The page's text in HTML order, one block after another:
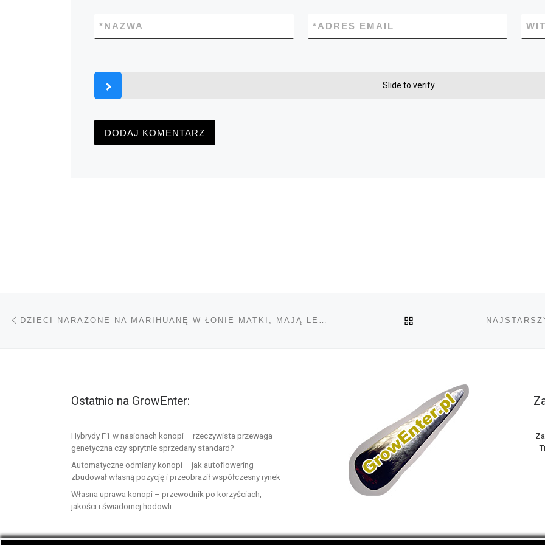
NAZWA
* ADRES EMAIL
*
Slide to verify
Nawigacja wpisu POWRÓT DO LISTY
Ostatnio na GrowEnter:
Hybrydy F1 w nasionach konopi – rzeczywista przewaga
genetyczna czy sprytnie sprzedany standard?
Automatyczne odmiany konopi – jak autoflowering
zbudował własną pozycję i przeobraził współczesny rynek
Własna uprawa konopi – przewodnik po korzyściach,
jakości i świadomej hodowli